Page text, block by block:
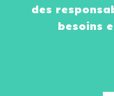
des
besoins